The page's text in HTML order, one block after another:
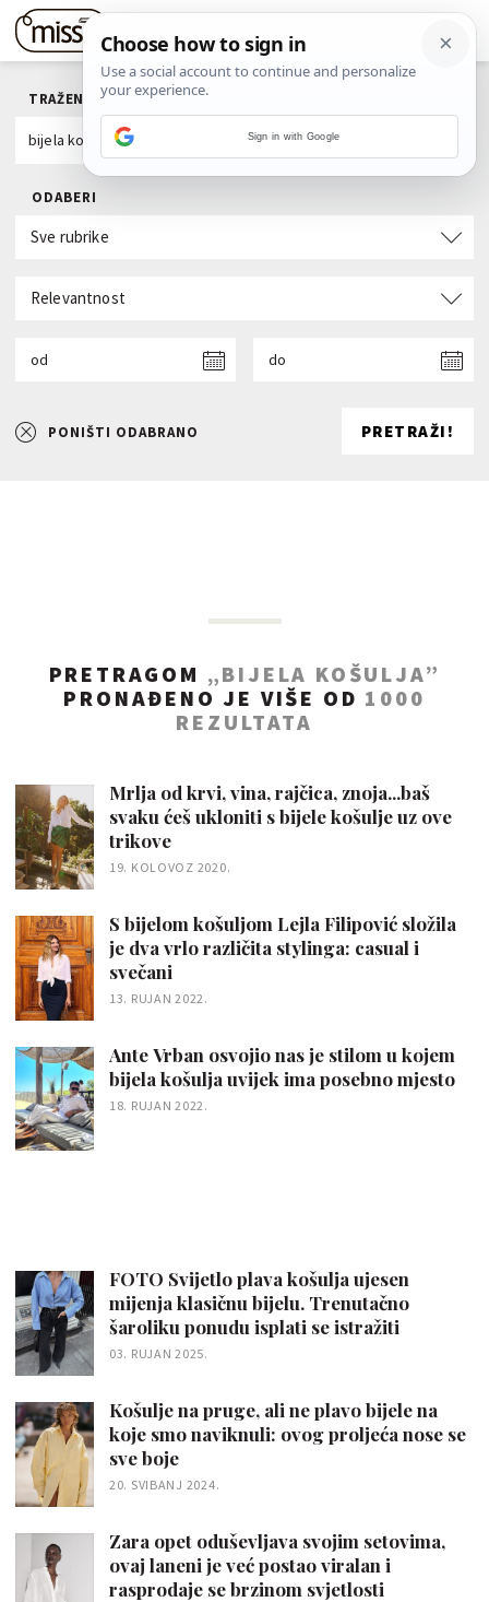
TRAŽENI POJAM
ODABERI
Sve rubrike
Relevantnost
od do
PONIŠTI ODABRANO PRETRAŽI!
PRETRAGOM „BIJELA KOŠULJA”
PRONAĐENO JE VIŠE OD 1000
REZULTATA
Mrlja od krvi, vina, rajčica, znoja...baš
svaku ćeš ukloniti s bijele košulje uz ove
trikove
19. KOLOVOZ 2020.
S bijelom košuljom Lejla Filipović složila
je dva vrlo različita stylinga: casual i
svečani
13. RUJAN 2022.
Ante Vrban osvojio nas je stilom u kojem
bijela košulja uvijek ima posebno mjesto
18. RUJAN 2022.
FOTO Svijetlo plava košulja ujesen
mijenja klasičnu bijelu. Trenutačno
šaroliku ponudu isplati se istražiti
03. RUJAN 2025.
Košulje na pruge, ali ne plavo bijele na
koje smo naviknuli: ovog proljeća nose se
sve boje
20. SVIBANJ 2024.
Zara opet oduševljava svojim setovima,
ovaj laneni je već postao viralan i
rasprodaje se brzinom svjetlosti
Sign in with Google